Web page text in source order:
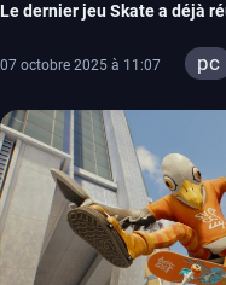
Le dernier jeu Skate a déjà
07 octobre 2025 à 11:07 pc